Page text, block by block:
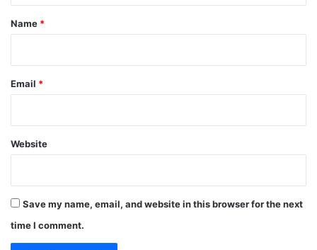
*
Name *
Email *
Website
Save my name, email, and website in this browser for the next
time I comment.